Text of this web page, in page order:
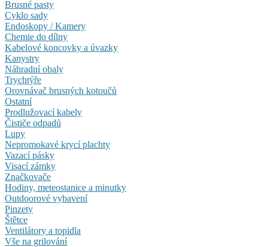
Brusné pasty
Cyklo sady
Endoskopy / Kamery
Chemie do dílny
Kabelové koncovky a úvazky
Kanystry
Náhradní obaly
Trychtýře
Orovnávač brusných kotoučů
Ostatní
Prodlužovací kabely
Čističe odpadů
Lupy
Nepromokavé krycí plachty
Vazací pásky
Visací zámky
Značkovače
Hodiny, meteostanice a minutky
Outdoorové vybavení
Pinzety
Štětce
Ventilátory a topidla
Vše na grilování